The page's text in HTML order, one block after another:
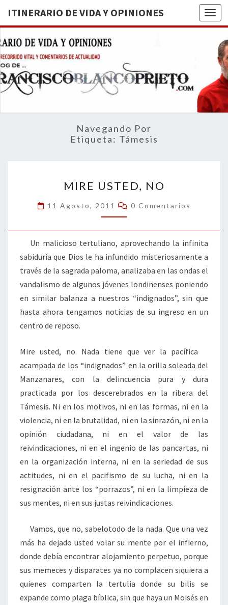
ITINERARIO DE VIDA Y OPINIONES
DE
BREVE
RECORRIDO
VITAL Y
ACTUALIDAD
Navegando Por
Etiqueta: Támesis
USTED,
NO
MIRE USTED, NO
11 Agosto, 2011 Comentarios
0 Comentarios
Un malicioso tertuliano, aprovechando la infinita
sabiduría que Dios le ha infundido misteriosamente a
través de la sagrada paloma, analizaba en las ondas el
vandalismo de algunos jóvenes londinenses poniendo
en similar balanza a nuestros “indignados”, sin que
hasta ahora tengamos noticias de su ingreso en un
centro de reposo.
Mire usted, no. Nada tiene que ver la pacífica
acampada de los “indignados” en la orilla soleada del
Manzanares, con la delincuencia pura y dura
practicada por los descerebrados en la ribera del
Támesis. Ni en los motivos, ni en las formas, ni en la
violencia, ni en la brutalidad, ni en la sinrazón, ni en la
opinión ciudadana, ni en el valor de las
reivindicaciones, ni en el ingenio de las pancartas, ni
en la organización interna, ni en la seriedad de sus
actitudes, ni en el pacifismo de su lucha, ni en la
resignación ante los “porrazos”, ni en la limpieza de
sus mentes, ni en sus justas reivindicaciones.
Vamos, que no, sabelotodo de la nada. Que una vez
más ha dejado usted volar su mente por el infierno,
donde debía encontrar alojamiento perpetuo, porque
sus memeces y disparates ya no complacen siquiera a
quienes comparten la tertulia donde su bilis se
expande como plaga bíblica, sin que haya un Moisés en